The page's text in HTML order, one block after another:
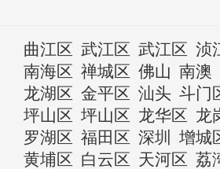
曲江区 武江区 武江区 浈
南海区 禅城区 佛山 南澳
龙湖区 金平区 汕头 斗门
坪山区 坪山区 龙华区 龙
罗湖区 福田区 深圳 增城
黄埔区 白云区 天河区 荔